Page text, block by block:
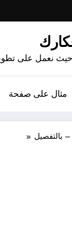
حيث نعمل على
مثال على صفحة
بالتفصيل